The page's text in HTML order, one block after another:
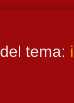
tema: